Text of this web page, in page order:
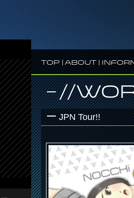
Top|About|
//
JPN Tour!!